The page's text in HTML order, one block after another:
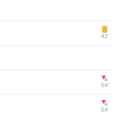
42‎’‎
54‎’‎
54‎’‎